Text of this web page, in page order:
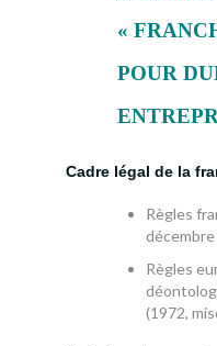
«
POUR
Cadre légal de la
Règles
décembre
Règles
(1972,